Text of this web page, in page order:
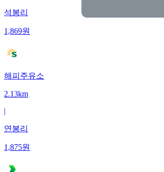
석봉리
1,869원
해피주유소
2.13km
|
연봉리
1,875원